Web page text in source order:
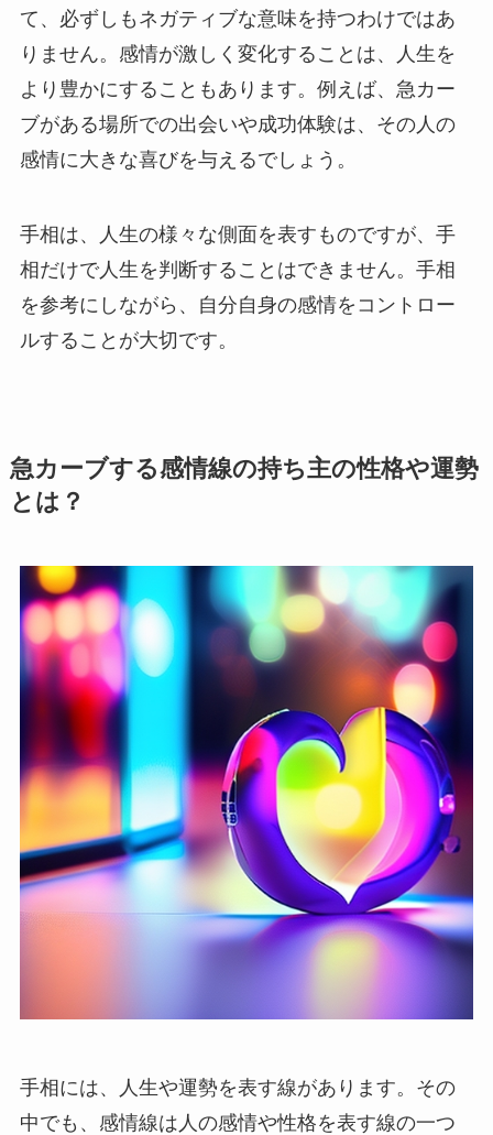
て、必ずしもネガティブな意味を持つわけではあ
りません。感情が激しく変化することは、人生を
より豊かにすることもあります。例えば、急カー
ブがある場所での出会いや成功体験は、その人の
感情に大きな喜びを与えるでしょう。
手相は、人生の様々な側面を表すものですが、手
相だけで人生を判断することはできません。手相
を参考にしながら、自分自身の感情をコントロー
ルすることが大切です。
急カーブする感情線の持ち主の性格や運勢
とは？
手相には、人生や運勢を表す線があります。その
中でも、感情線は人の感情や性格を表す線の一つ